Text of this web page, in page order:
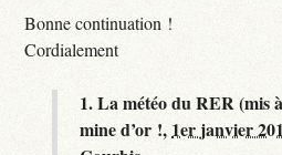
Bonne continuation !
Cordialement
1.La météo du RER (mis
mine d’or !, 1er janvier